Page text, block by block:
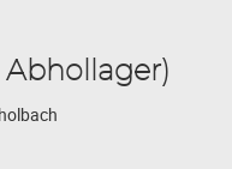
Abhollager)